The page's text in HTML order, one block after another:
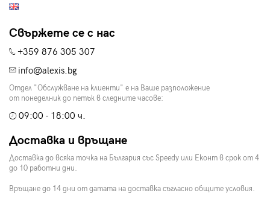
Свържете се с нас
+359 876 305 307
info@alexis.bg
Отдел "Обслужване на клиенти" е на Ваше разположение
от понеделник до петък в следните часове:
09:00 - 18:00 ч.
Доставка и връщане
Доставка до всяка точка на България със Speedy или Еконт в срок от 4
до 10 работни дни.
Връщане до 14 дни от датата на доставка съгласно общите условия.